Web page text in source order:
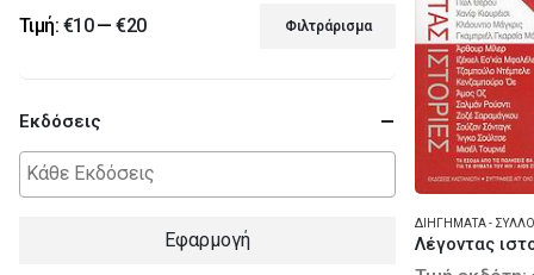
ΔΙΗΓΉΜΑΤΑ -
Λέγοντας
Ελάχιστη
τιμή
Μέγιστη
τιμή
Φιλτράρισμα
Τιμή: €10—€20
Εκδόσεις
Εφαρμογή